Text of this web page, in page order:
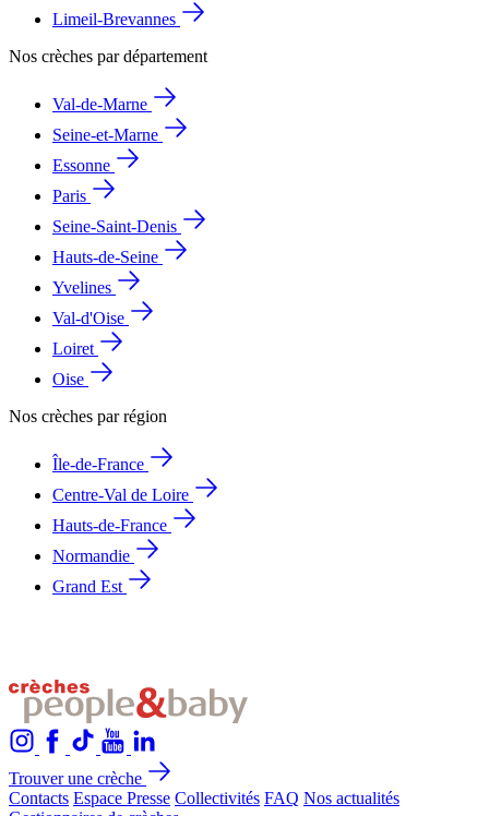
Limeil-Brevannes
Nos crèches par département
Val-de-Marne
Seine-et-Marne
Essonne
Paris
Seine-Saint-Denis
Hauts-de-Seine
Yvelines
Val-d'Oise
Loiret
Oise
Nos crèches par région
Île-de-France
Centre-Val de Loire
Hauts-de-France
Normandie
Grand Est
Trouver une crèche
Contacts Espace Presse Collectivités FAQ Nos actualités